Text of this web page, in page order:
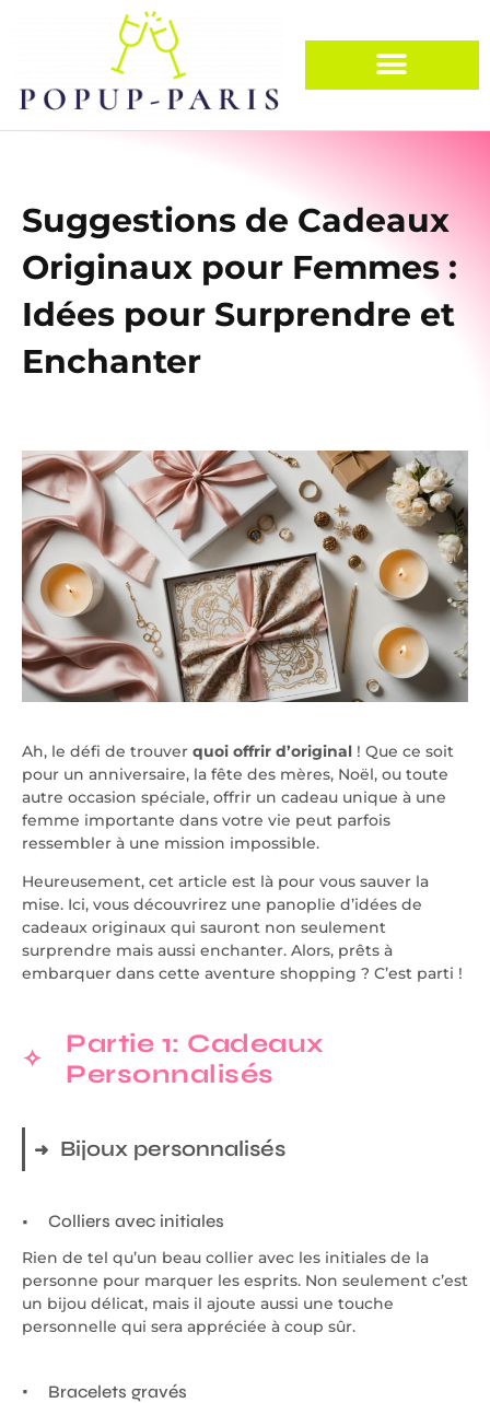
Suggestions de Cadeaux
Originaux pour Femmes :
Idées pour Surprendre et
Enchanter
Ah, le défi de trouver quoi offrir d’original ! Que ce soit
pour un anniversaire, la fête des mères, Noël, ou toute
autre occasion spéciale, offrir un cadeau unique à une
femme importante dans votre vie peut parfois
ressembler à une mission impossible.
Heureusement, cet article est là pour vous sauver la
mise. Ici, vous découvrirez une panoplie d’idées de
cadeaux originaux qui sauront non seulement
surprendre mais aussi enchanter. Alors, prêts à
embarquer dans cette aventure shopping ? C’est parti !
Partie 1: Cadeaux
Personnalisés
Bijoux personnalisés
Colliers avec initiales
Rien de tel qu’un beau collier avec les initiales de la
personne pour marquer les esprits. Non seulement c’est
un bijou délicat, mais il ajoute aussi une touche
personnelle qui sera appréciée à coup sûr.
Bracelets gravés